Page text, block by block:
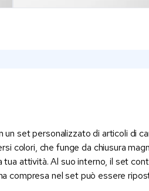
set personalizzato di articoli di
colori, che funge da chiusura
tua attività. Al suo interno, il set
compresa nel set può essere